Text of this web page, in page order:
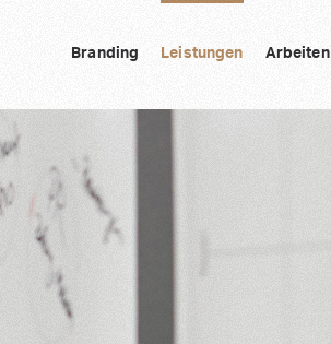
Branding Leistungen Arbeiten